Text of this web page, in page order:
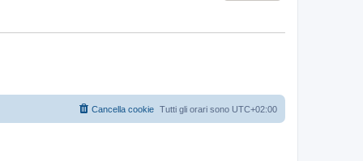
Tutti gli orari sono UTC+02:00
Cancella cookie